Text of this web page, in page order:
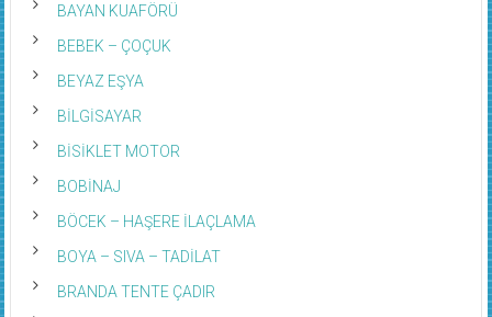
BAYAN KUAFÖRÜ
BEBEK – ÇOÇUK
BEYAZ EŞYA
BİLGİSAYAR
BİSİKLET MOTOR
BOBİNAJ
BÖCEK – HAŞERE İLAÇLAMA
BOYA – SIVA – TADİLAT
BRANDA TENTE ÇADIR